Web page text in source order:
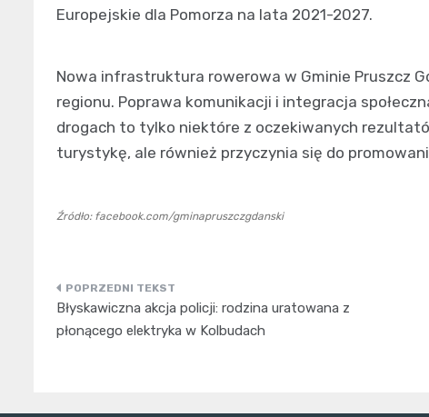
Europejskie dla Pomorza na lata 2021-2027.
Nowa infrastruktura rowerowa w Gminie Pruszcz
regionu. Poprawa komunikacji i integracja
drogach to tylko niektóre z oczekiwanych
turystykę, ale również przyczynia się do
Źródło: facebook.com/gminapruszczgdanski
Nawigacja
wpisu
Błyskawiczna akcja policji: rodzina uratowana z
płonącego elektryka w Kolbudach